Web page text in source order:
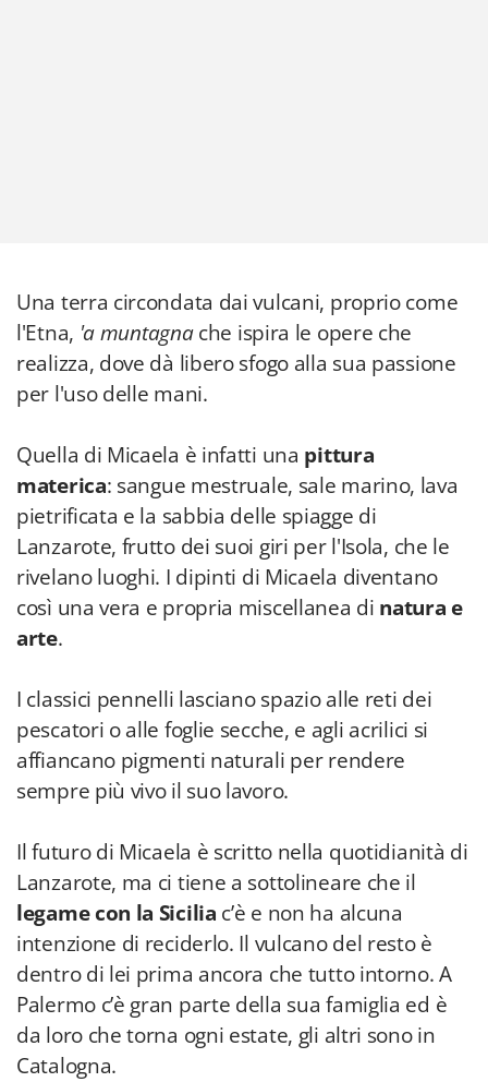
Una terra circondata dai vulcani, proprio come
l'Etna, 'a muntagnache ispira le opere che
realizza, dove dà libero sfogo alla sua passione
per l'uso delle mani.
Quella di Micaela è infatti una pittura
materica: sangue mestruale, sale marino, lava
pietrificata e la sabbia delle spiagge di
Lanzarote, frutto dei suoi giri per l'Isola, che le
rivelano luoghi. I dipinti di Micaela diventano
così una vera e propria miscellanea di natura e
arte.
I classici pennelli lasciano spazio alle reti dei
pescatori o alle foglie secche, e agli acrilici si
affiancano pigmenti naturali per rendere
sempre più vivo il suo lavoro.
Il futuro di Micaela è scritto nella quotidianità di
Lanzarote, ma ci tiene a sottolineare che il
legame con la Sicilia c’è e non ha alcuna
intenzione di reciderlo. Il vulcano del resto è
dentro di lei prima ancora che tutto intorno. A
Palermo c’è gran parte della sua famiglia ed è
da loro che torna ogni estate, gli altri sono in
Catalogna.